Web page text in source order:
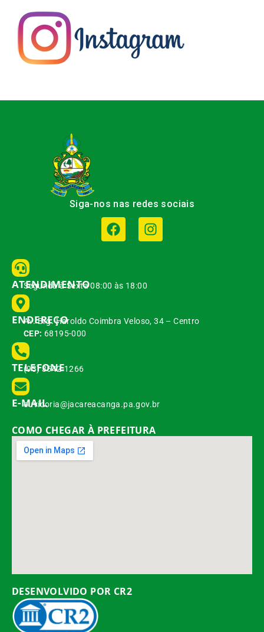
Siga-nos nas redes sociais
ATENDIMENTO
Segunda à Sexta 08:00 às 18:00
ENDEREÇO
Av. Brg. Haroldo Coimbra Veloso, 34 – Centro
CEP: 68195-000
TELEFONE
(93) 3542-1266
E-MAIL
ouvidoria@jacareacanga.pa.gov.br
COMO CHEGAR À PREFEITURA
DESENVOLVIDO POR CR2